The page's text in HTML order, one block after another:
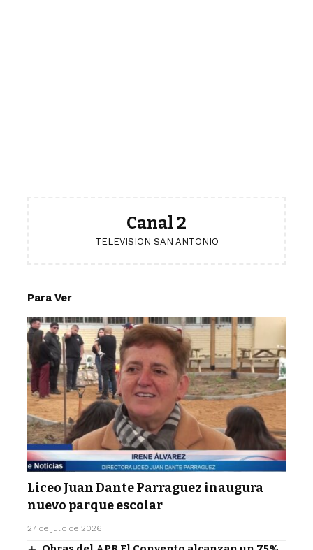
Canal 2
TELEVISION SAN ANTONIO
Para Ver
Liceo Juan Dante Parraguez inaugura
nuevo parque escolar
27 de julio de 2026